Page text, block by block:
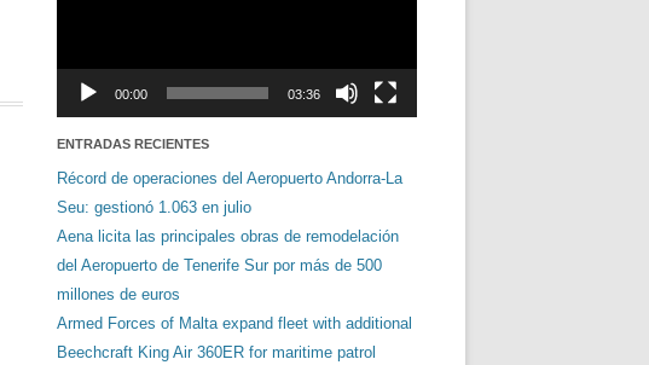
00:00 03:36
ENTRADAS RECIENTES
Récord de operaciones del Aeropuerto Andorra-La
Seu: gestionó 1.063 en julio
Aena licita las principales obras de remodelación
del Aeropuerto de Tenerife Sur por más de 500
millones de euros
Armed Forces of Malta expand fleet with additional
Beechcraft King Air 360ER for maritime patrol